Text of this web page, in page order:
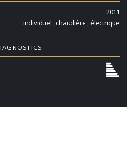
2011
individuel , chaudière , électrique
DIAGNOSTICS